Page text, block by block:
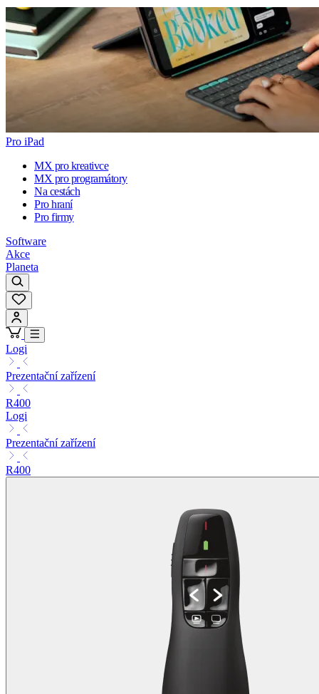
Pro iPad
MX pro kreativce
MX pro programátory
Na cestách
Pro hraní
Pro firmy
Software
Akce
Planeta
Logi
Prezentační zařízení
R400
Logi
Prezentační zařízení
R400